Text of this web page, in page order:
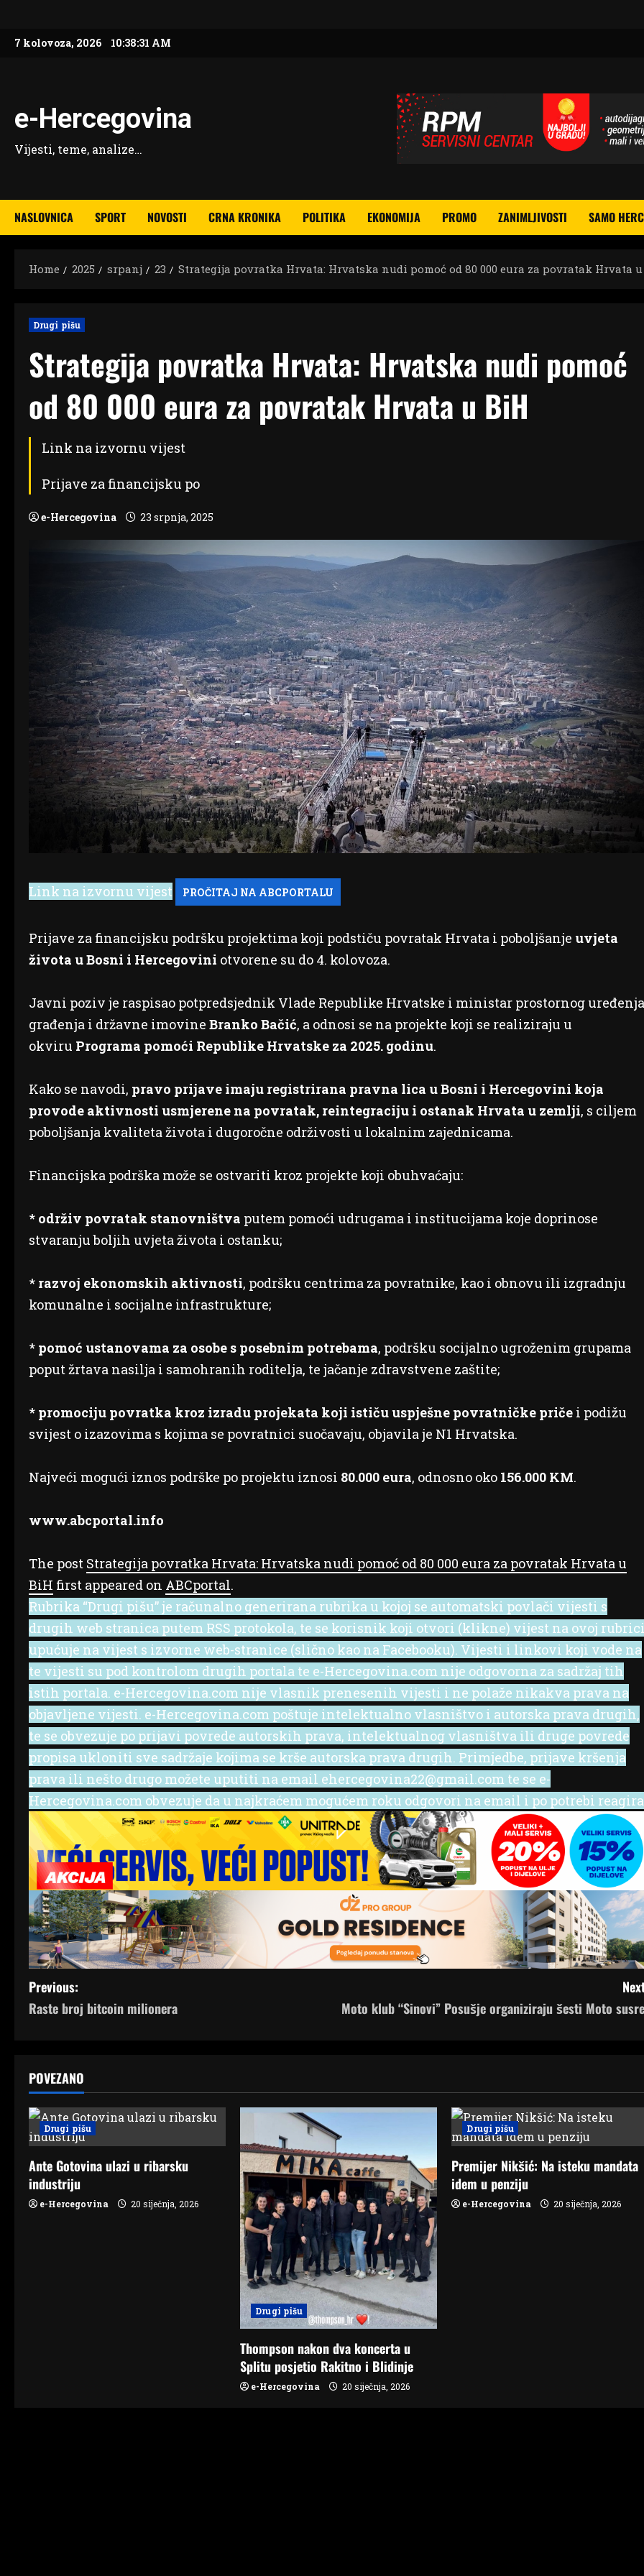
content
7 kolovoza, 2026 10:38:33 AM
e-Hercegovina
Vijesti, teme, analize…
NASLOVNICA SPORT NOVOSTI CRNA KRONIKA POLITIKA EKONOMIJA PROMO ZANIMLJIVOSTI SAMO
Home 2025 srpanj 23 Strategija povratka Hrvata: Hrvatska nudi pomoć od 80 000 eura za povratak Hrvata
Drugi pišu
Strategija povratka Hrvata: Hrvatska nudi pomoć
od 80 000 eura za povratak Hrvata u BiH
Link na izvornu vijest
Prijave za financijsku po
e-Hercegovina 23 srpnja, 2025
Link na izvornu vijest
Prijave za financijsku podršku projektima koji podstiču povratak Hrvata i poboljšanje uvjeta
života u Bosni i Hercegovini otvorene su do 4. kolovoza.
Javni poziv je raspisao potpredsjednik Vlade Republike Hrvatske i ministar prostornog
građenja i državne imovine Branko Bačić, a odnosi se na projekte koji se realiziraju u
okviru Programa pomoći Republike Hrvatske za 2025. godinu.
Kako se navodi, pravo prijave imaju registrirana pravna lica u Bosni i Hercegovini koja
provode aktivnosti usmjerene na povratak, reintegraciju i ostanak Hrvata u zemlji, s ciljem
poboljšanja kvaliteta života i dugoročne održivosti u lokalnim zajednicama.
Financijska podrška može se ostvariti kroz projekte koji obuhvaćaju:
* održiv povratak stanovništva putem pomoći udrugama i institucijama koje doprinose
stvaranju boljih uvjeta života i ostanku;
* razvoj ekonomskih aktivnosti, podršku centrima za povratnike, kao i obnovu ili izgradnju
komunalne i socijalne infrastrukture;
* pomoć ustanovama za osobe s posebnim potrebama, podršku socijalno ugroženim grupama
poput žrtava nasilja i samohranih roditelja, te jačanje zdravstvene zaštite;
* promociju povratka kroz izradu projekata koji ističu uspješne povratničke priče i podižu
svijest o izazovima s kojima se povratnici suočavaju, objavila je N1 Hrvatska.
Najveći mogući iznos podrške po projektu iznosi 80.000 eura, odnosno oko 156.000 KM.
www.abcportal.info
The post Strategija povratka Hrvata: Hrvatska nudi pomoć od 80 000 eura za povratak Hrvata u
BiH first appeared on ABCportal.
Rubrika “Drugi pišu” je računalno generirana rubrika u kojoj se automatski povlači vijesti s
drugih web stranica putem RSS protokola, te se korisnik koji otvori (klikne) vijest na ovoj
upućuje na vijest s izvorne web-stranice (slično kao na Facebooku). Vijesti i linkovi koji vode na
te vijesti su pod kontrolom drugih portala te e-Hercegovina.com nije odgovorna za sadržaj tih
istih portala. e-Hercegovina.com nije vlasnik prenesenih vijesti i ne polaže nikakva prava na
objavljene vijesti. e-Hercegovina.com poštuje intelektualno vlasništvo i autorska prava drugih,
te se obvezuje po prijavi povrede autorskih prava, intelektualnog vlasništva ili druge povrede
propisa ukloniti sve sadržaje kojima se krše autorska prava drugih. Primjedbe, prijave kršenja
prava ili nešto drugo možete uputiti na email ehercegovina22@gmail.com te se e-
Hercegovina.com obvezuje da u najkraćem mogućem roku odgovori na email i po potrebi
P
o
t
n
a
v
i
Previous:
Raste broj bitcoin milionera
Moto klub “Sinovi” Posušje organiziraju šesti Moto
POVEZANO
Drugi pišu
Ante Gotovina ulazi u ribarsku
industriju
e-Hercegovina 20 siječnja, 2026
Drugi pišu
Thompson nakon dva koncerta u
Splitu posjetio Rakitno i Blidinje
e-Hercegovina 20 siječnja, 2026
Drugi pišu
Premijer Nikšić: Na isteku mandata
idem u penziju
e-Hercegovina 20 siječnja, 2026